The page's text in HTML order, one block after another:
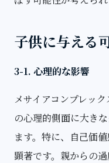
子供に与える
3-1. 心理的な影響
メサイアコンプレッ
の心理的側面に大き
ます。特に、自己価
顕著です。親からの